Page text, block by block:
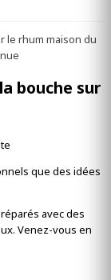
le rhum maison du
bouche sur
que des idées
avec des
Venez-vous en